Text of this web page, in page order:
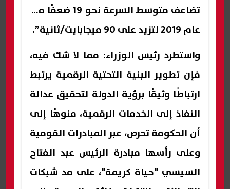
تضاعف متوسط السرعة نحو 19 ضعفًا منذ
عام 2019 لتزيد على 90 ميجابايت/ثانية”.
واستطرد رئيس الوزراء: مما لا شك فيه،
فإن تطوير البنية التحتية الرقمية يرتبط
ارتباطًا وثيقًا برؤية الدولة لتحقيق عدالة
النفاذ إلى الخدمات الرقمية، منوهًا إلى
أن الحكومة تحرص، عبر المبادرات القومية
وعلى رأسها مبادرة الرئيس عبد الفتاح
السيسي "حياة كريمة"، على مد شبكات